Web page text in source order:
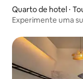
Quarto de hotel ⋅
Experimente uma
luzes, ar
reproduzir música